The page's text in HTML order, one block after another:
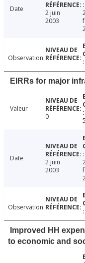
Date
2 juin
2003
Observation
EIRRs for major
Valeur
0
Date
2 juin
2003
Observation
Improved HH
to economic and